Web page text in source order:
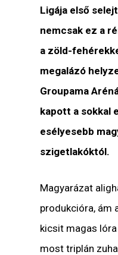
Ligája első
nemcsak ez a
a zöld-
megalázó
Groupama
kapott a sokkal
esélyesebb
szigetlakóktól.
Magyarázat
produkcióra, ám
kicsit magas
most triplán